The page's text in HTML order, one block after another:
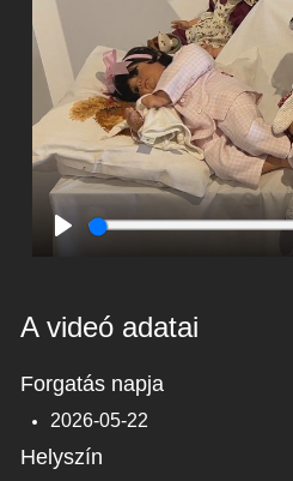
A videó adatai
Forgatás napja
2026-05-22
Helyszín